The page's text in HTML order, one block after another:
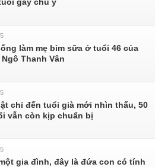
làm mẹ bỉm sữa ở tuổi 46 của
Thanh Vân
chỉ đến tuổi già mới nhìn thấu, 50
vẫn còn kịp chuẩn bị
gia đình, đây là đứa con có tính